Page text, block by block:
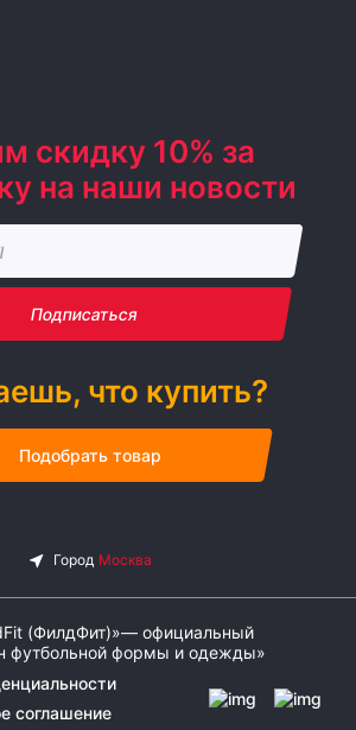
скидку 10% за
на наши новости
Подписаться
что купить?
Подобрать товар
(ФилдФит)»— официальный
футбольной формы и одежды»
соглашение